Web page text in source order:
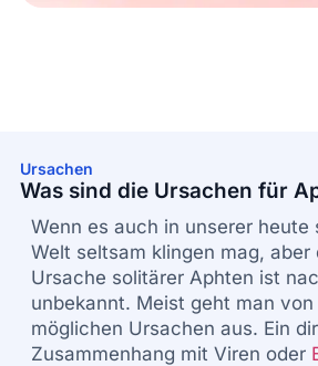
Ursachen
Was sind die Ursachen für
Wenn es auch in unserer heute
Welt seltsam klingen mag, aber
Ursache solitärer Aphten ist
unbekannt. Meist geht man von
möglichen Ursachen aus. Ein
Zusammenhang mit Viren oder